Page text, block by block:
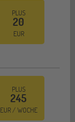
PLUS
20
EUR
PLUS
245
EUR / WOCHE